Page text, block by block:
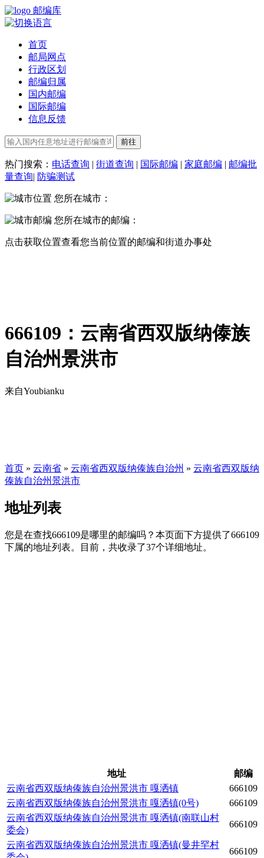
邮编库
首页
邮局网点
行政区划
邮编归属
国内邮编
国际邮编
信息反馈
热门搜索： 电话查询 | 街道查询 | 国际邮编 | 家庭邮编 | 邮编批
量查询| 防骗测试
您所在城市：
您所在城市的邮编：
点击获取位置查看您当前位置的邮编和街道办事处
666109：云南省西双版纳傣族
自治州景洪市
来自Youbianku
首页 » 云南省 » 云南省西双版纳傣族自治州 » 云南省西双版纳
傣族自治州景洪市
地址列表
您是在查找666109是哪里的邮编吗？本页面下方提供了666109
下属的地址列表。目前，共收录了37个详细地址。
地址
邮编
云南省西双版纳傣族自治州景洪市 嘎洒镇
666109
云南省西双版纳傣族自治州景洪市 嘎洒镇(0号)
666109
云南省西双版纳傣族自治州景洪市 嘎洒镇(南联山村
委会)
666109
云南省西双版纳傣族自治州景洪市 嘎洒镇(曼井罕村
666109